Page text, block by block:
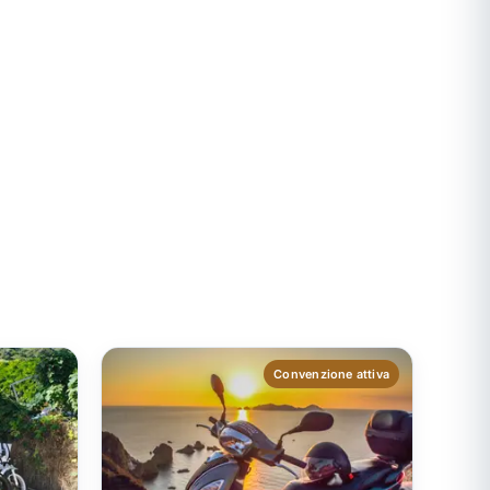
Convenzione attiva